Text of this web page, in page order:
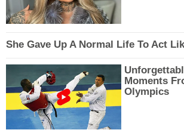
She Gave Up A Normal Life To Act
Moments
Olympics